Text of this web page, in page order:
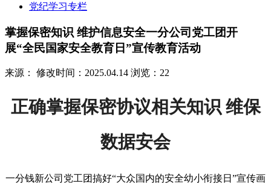
党纪学习专栏
掌握保密知识 维护信息安全一分公司党工团开
展“全民国家安全教育日”宣传教育活动
来源： 修改时间：2025.04.14 浏览：22
正确掌握保密协议相关知识 维保
数据安会
一分钱新公司党工团搞好“大众国内的安全幼小衔接日”宣传画